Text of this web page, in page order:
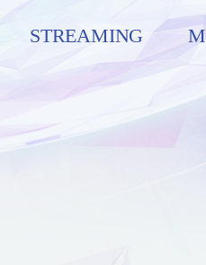
STREAMING